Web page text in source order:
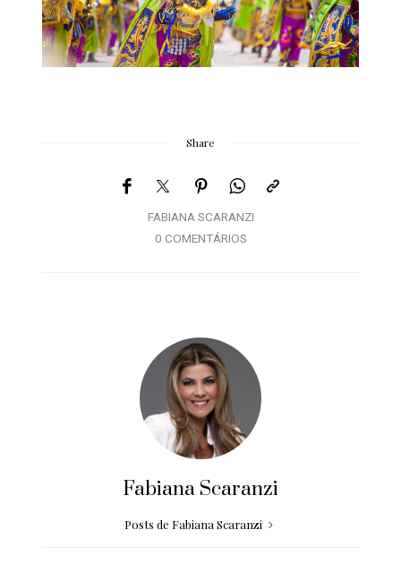
Share
FABIANA SCARANZI
0 COMENTÁRIOS
Fabiana Scaranzi
Posts de Fabiana Scaranzi